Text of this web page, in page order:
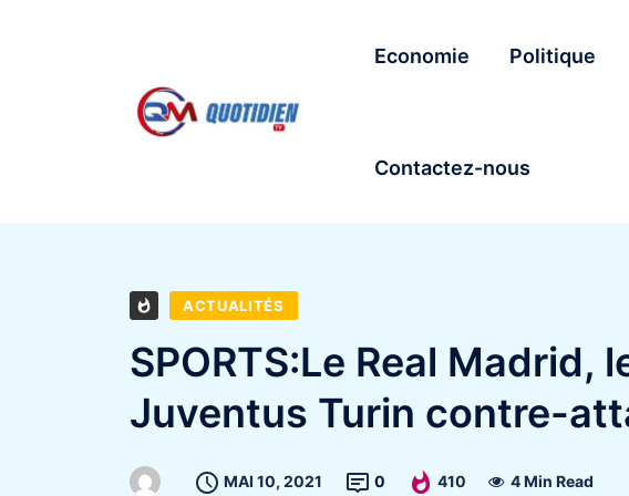
Economie Politique
Contactez-nous
ACTUALITÉS
SPORTS:Le Real Madrid,
Juventus Turin contre-
MAI 10, 2021 0 410 4 Min Read